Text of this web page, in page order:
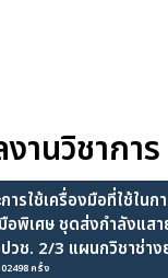
านวิชาการ
รใช้เครื่องมือที่ใช้ใน
มือพิเศษ ชุดส่งกำลังแส
วช. 2/3 แผนกวิชาช่า
ครั้ง